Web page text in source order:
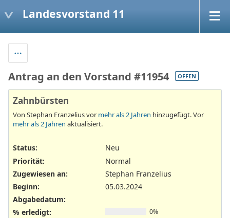
Landesvorstand 11
Antrag an den Vorstand #11954 OFFEN
Zahnbürsten
Von Stephan Franzelius vor mehr als 2 Jahren hinzugefügt. Vor
mehr als 2 Jahren aktualisiert.
Status:
Neu
Priorität:
Normal
Zugewiesen an:
Stephan Franzelius
Beginn:
05.03.2024
Abgabedatum:
% erledigt:
0%